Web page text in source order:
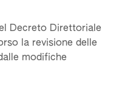
Decreto Direttoriale
la revisione delle
modifiche